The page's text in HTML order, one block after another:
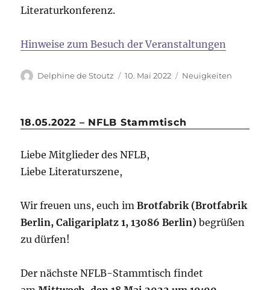
Literaturkonferenz.
Hinweise zum Besuch der Veranstaltungen
Delphine de Stoutz 10. Mai 2022 Neuigkeiten
18.05.2022 – NFLB Stammtisch
Liebe Mitglieder des NFLB,
Liebe Literaturszene,
Wir freuen uns, euch imBrotfabrik (Brotfabrik
Berlin, Caligariplatz 1, 13086 Berlin)begrüßen
zu dürfen!
Der nächste NFLB-Stammtisch findet